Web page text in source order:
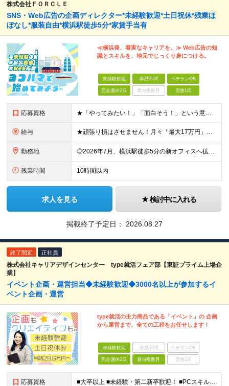
株式会社ＦＯＲＣＬＥ
SNS・Web広告の企画ディレクター*未経験歓迎*土日祝休*残業ほ
ぼなし*服装自由*横浜駅徒歩5分*家賃手当有
≪横浜発、着実なキャリアを。≫ Web広告の知
識とスキルを、地元でじっくり身につける。
未経験歓迎 学歴不問 ベテランOK
完全週休2日 賞与複数月 面接1回
応募資格 ★「やってみたい！」「面白そう！」という意欲重視の採用です！ ★新オフィスのスタートメンバー募集！ ◎学歴・経験一切不問！未経験・第二新卒大歓迎 ◎基本的なPCスキル（文字入力レベルでOK） ＼こ
給与 ★頑張り損はさせません！月々「最大17万円」のインセンティブ支給！ 【月収イメージ】 ・月収33.5万円（月給23万5000円＋インセンティブ10万円） ・月収47.5万円（月給30万円＋インセンティ
勤務地 ◎2026年7月、横浜駅徒歩5分の新オフィスへ拡大移転！ ◎転勤なし！U・Iターンも歓迎 ◎横浜駅から徒歩6分の好アクセス ≪本社≫ 神奈川県横浜市神奈川区金港町7−3 ★2026年7月より、横浜
残業時間 10時間以内
求人を見る 検討中に入れる
掲載終了予定日： 2026.08.27
終了間近 正社員
株式会社キャリアデザインセンター type就活フェア部【東証プライム上場企
業】
イベント企画・運営担当◆未経験歓迎◆3000名以上が参加するイ
ベント企画・運営
type就活の主力商品である「イベント」の 企画
から運営まで、全ての工程をお任せします！
未経験歓迎 学歴不問 ベテランOK
完全週休2日 賞与複数月 面接1回
応募資格 ■大卒以上 ■未経験・第二新卒歓迎！ ■PCスキルがある方（Word、Excel、メール、Googleスプレッドシートなど） ～歓迎条件～ ・組織の成果をあげるための企画、達成した経験 ・各種リサー